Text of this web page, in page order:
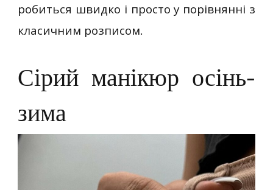
робиться швидко і просто у порівнянні з
класичним розписом.
Сірий манікюр осінь-
зима